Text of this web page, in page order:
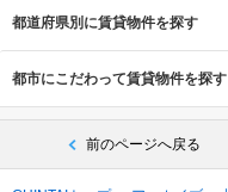
都道府県別に賃貸物件を探す
都市にこだわって賃貸物件を探す
前のページへ戻る